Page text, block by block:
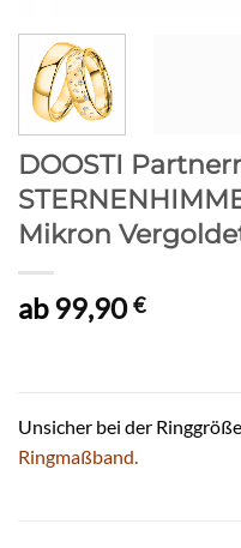
DOOSTI
Mikron
ab99,90€
Unsicher bei der
Ringmaßband.